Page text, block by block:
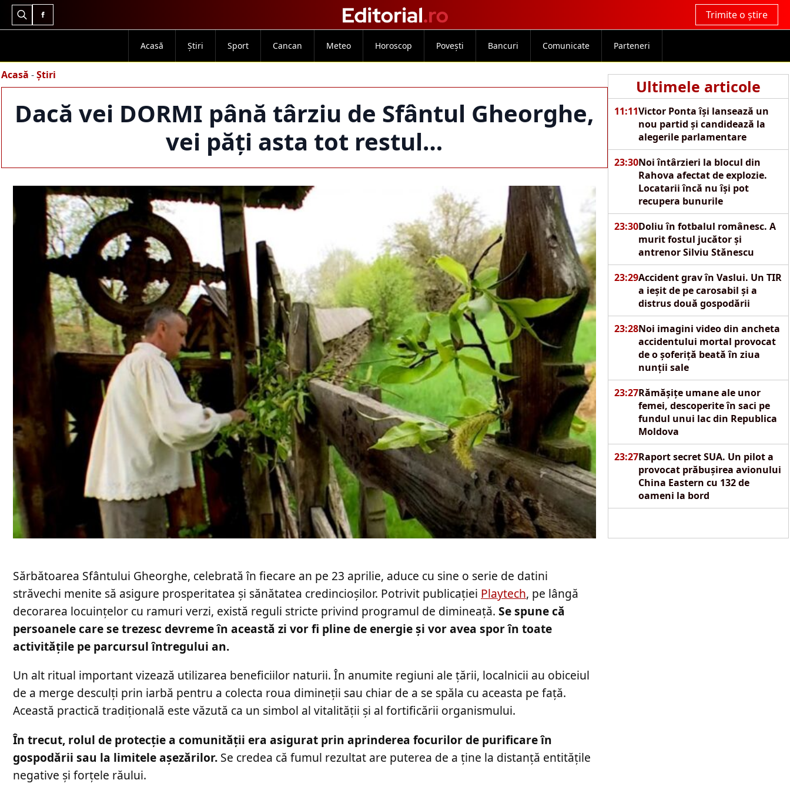
Search
Trimite o știre
Acasă Știri Sport Cancan Meteo Horoscop Povești Bancuri Comunicate Parteneri
Acasă -Știri
Dacă vei DORMI până târziu de Sfântul Gheorghe,
vei păți asta tot restul…
Ultimele articole
11:11Victor Ponta își lansează un
nou partid și candidează la
alegerile parlamentare
23:30Noi întârzieri la blocul din
Rahova afectat de explozie.
Locatarii încă nu își pot
recupera bunurile
23:30Doliu în fotbalul românesc. A
murit fostul jucător și
antrenor Silviu Stănescu
23:29Accident grav în Vaslui. Un TIR
a ieșit de pe carosabil și a
distrus două gospodării
23:28Noi imagini video din ancheta
accidentului mortal provocat
de o șoferiță beată în ziua
nunții sale
23:27Rămășițe umane ale unor
femei, descoperite în saci pe
fundul unui lac din Republica
Moldova
23:27Raport secret SUA. Un pilot a
provocat prăbușirea avionului
China Eastern cu 132 de
oameni la bord
Sărbătoarea Sfântului Gheorghe, celebrată în fiecare an pe 23 aprilie, aduce cu sine o serie de datini
străvechi menite să asigure prosperitatea și sănătatea credincioșilor. Potrivit publicației Playtech, pe lângă
decorarea locuințelor cu ramuri verzi, există reguli stricte privind programul de dimineață. Se spune că
persoanele care se trezesc devreme în această zi vor fi pline de energie și vor avea spor în toate
activitățile pe parcursul întregului an.
Un alt ritual important vizează utilizarea beneficiilor naturii. În anumite regiuni ale țării, localnicii au obiceiul
de a merge desculți prin iarbă pentru a colecta roua dimineții sau chiar de a se spăla cu aceasta pe față.
Această practică tradițională este văzută ca un simbol al vitalității și al fortificării organismului.
În trecut, rolul de protecție a comunității era asigurat prin aprinderea focurilor de purificare în
gospodării sau la limitele așezărilor. Se credea că fumul rezultat are puterea de a ține la distanță entitățile
negative și forțele răului.